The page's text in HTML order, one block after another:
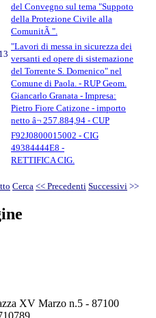
del Convegno sul tema "Suppoto
della Protezione Civile alla
ComunitÃ ".
"Lavori di messa in sicurezza dei
versanti ed opere di sistemazione
del Torrente S. Domenico" nel
Comune di Paola. - RUP Geom.
Giancarlo Granata - Impresa:
Pietro Fiore Catizone - importo
netto â¬ 257.884,94 - CUP
F92J0800015002 - CIG
49384444E8 -
RETTIFICA CIG.
Cerca << Precedenti Successivi >>
XV Marzo n.5 - 87100